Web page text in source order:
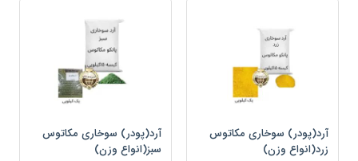
آرد(پودر) سوخاری مکاتوس
زرد(انواع وزن)
آرد(پودر) سوخاری مکاتوس
سبز(انواع وزن)